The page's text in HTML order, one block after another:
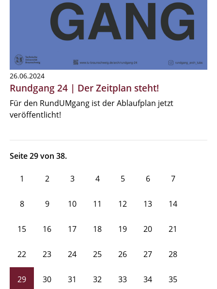
26.06.2024
Rundgang 24 | Der Zeitplan steht!
Für den RundUMgang ist der Ablaufplan jetzt
veröffentlicht!
Seite 29 von 38.
1 2 3 4 5 6 7
8 9 10 11 12 13 14
15 16 17 18 19 20 21
22 23 24 25 26 27 28
29 30 31 32 33 34 35